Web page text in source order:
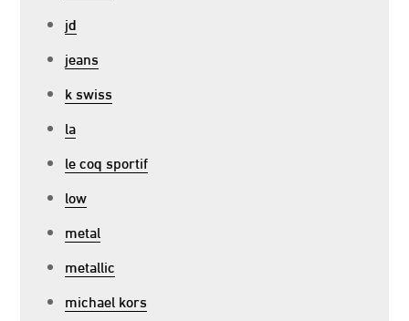
jd
jeans
k swiss
la
le coq sportif
low
metal
metallic
michael kors